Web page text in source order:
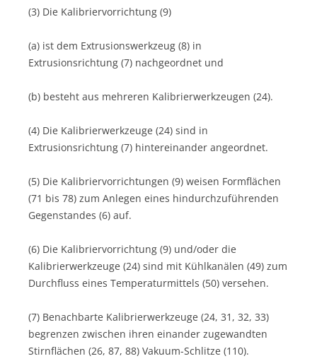
(3) Die Kalibriervorrichtung (9)
(a) ist dem Extrusionswerkzeug (8) in
Extrusionsrichtung (7) nachgeordnet und
(b) besteht aus mehreren Kalibrierwerkzeugen (24).
(4) Die Kalibrierwerkzeuge (24) sind in
Extrusionsrichtung (7) hintereinander angeordnet.
(5) Die Kalibriervorrichtungen (9) weisen Formflächen
(71 bis 78) zum Anlegen eines hindurchzuführenden
Gegenstandes (6) auf.
(6) Die Kalibriervorrichtung (9) und/oder die
Kalibrierwerkzeuge (24) sind mit Kühlkanälen (49) zum
Durchfluss eines Temperaturmittels (50) versehen.
(7) Benachbarte Kalibrierwerkzeuge (24, 31, 32, 33)
begrenzen zwischen ihren einander zugewandten
Stirnflächen (26, 87, 88) Vakuum-Schlitze (110).